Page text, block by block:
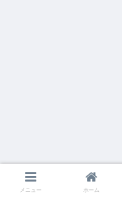
メニュー ホーム